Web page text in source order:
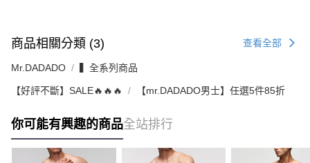
商品相關分類 (3) 查看全部
Mr.DADADO ▍全系列商品
【好評不斷】SALE🔥🔥🔥 【mr.DADADO男士】任選5件85折
你可能有興趣的商品全站排行